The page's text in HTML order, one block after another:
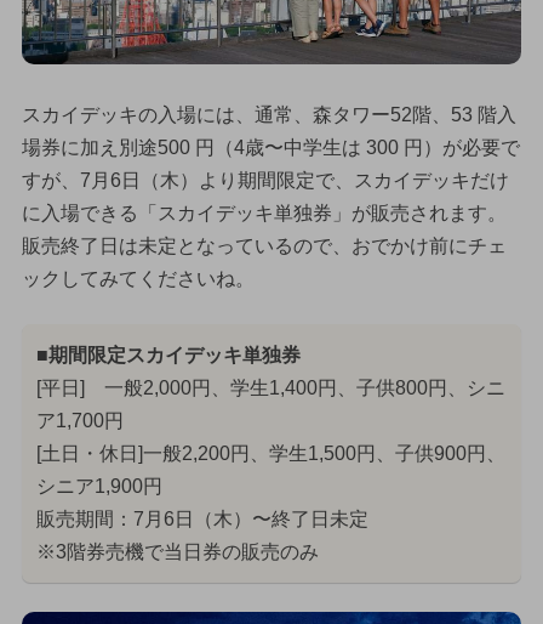
スカイデッキの入場には、通常、森タワー52階、53 階入
場券に加え別途500 円（4歳〜中学生は 300 円）が必要で
すが、7月6日（木）より期間限定で、スカイデッキだけ
に入場できる「スカイデッキ単独券」が販売されます。
販売終了日は未定となっているので、おでかけ前にチェ
ックしてみてくださいね。
■期間限定スカイデッキ単独券
[平日] 一般2,000円、学生1,400円、子供800円、シニ
ア1,700円
[土日・休日]一般2,200円、学生1,500円、子供900円、
シニア1,900円
販売期間：7月6日（木）〜終了日未定
※3階券売機で当日券の販売のみ